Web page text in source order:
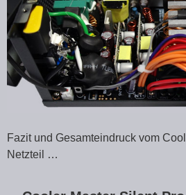
Fazit und Gesamteindruck vom
Netzteil …